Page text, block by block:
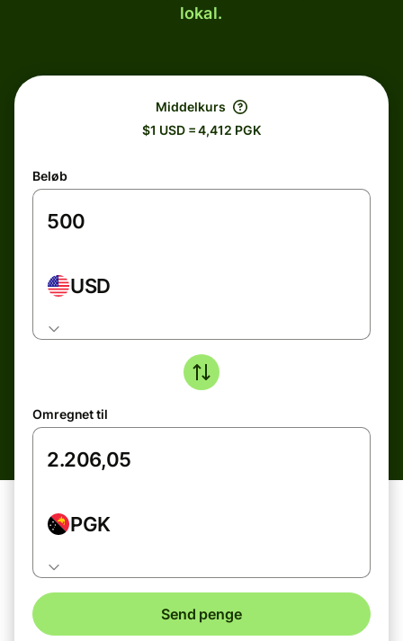
lokal.
Middelkurs
$1 USD = 4,412 PGK
Beløb
USD
Omregnet til
PGK
Send penge